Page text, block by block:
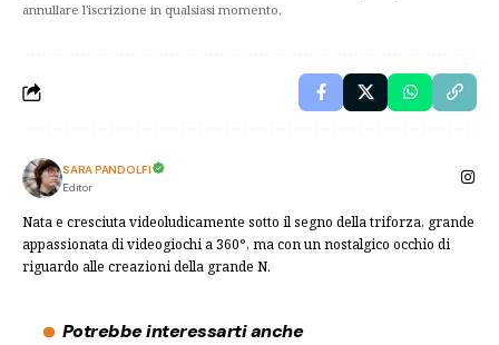
annullare l'iscrizione in qualsiasi momento.
SARA PANDOLFI
Editor
Nata e cresciuta videoludicamente sotto il segno della triforza, grande
appassionata di videogiochi a 360°, ma con un nostalgico occhio di
riguardo alle creazioni della grande N.
Potrebbe interessarti anche